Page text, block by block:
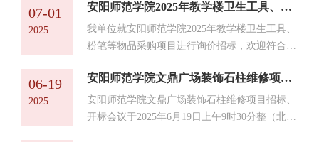
年，合同终止期限界定至文明大道校区实质移交
为止。六、联系人及电话：王老师0372-2900328
七、报名时间及方式：报...
安阳师范学院明园校区供暖站设备更新设计（编
号：后勤采购2025-006）二、项目预算金额：3
万元。三、计划工期20日历天四、报名条件及投
年7月4日至2025年7月10日上午10:00前，将投标
文件发送至邮箱：aysfxyhqc@126.com。2、响应
文件接收截止时间：202...
07-01
2025
安阳师范学院2025年教学楼卫生工具、粉笔等物品采购项目询价公告
我单位就安阳师范学院2025年教学楼卫生工具、
粉笔等物品采购项目进行询价招标，欢迎符合条
下：一、采购项目名称：安阳师范学院2025年教
学楼卫生工具、粉笔等物品采购项目（编号：后
勤采购2025-004）二、项目预算金额：39765元
06-19
2025
安阳师范学院文鼎广场装饰石柱维修项目评标结果公示
安阳师范学院文鼎广场装饰石柱维修项目招标、
开标会议于2025年6月19日上午9时30分整（北京